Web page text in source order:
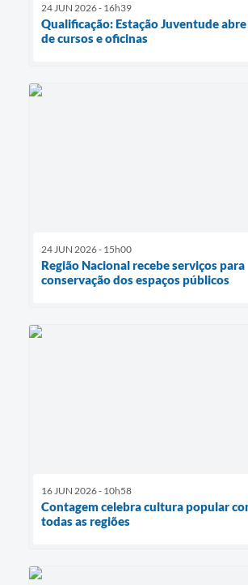
24 JUN 2026 - 16h39
Qualificação: Estação Juventude
de cursos e oficinas
24 JUN 2026 - 15h00
Região Nacional recebe serviços para
conservação dos espaços públicos
16 JUN 2026 - 10h58
Contagem celebra cultura popular
todas as regiões